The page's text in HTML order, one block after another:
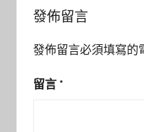
發佈留言
發佈留言必須填寫的
留言 *